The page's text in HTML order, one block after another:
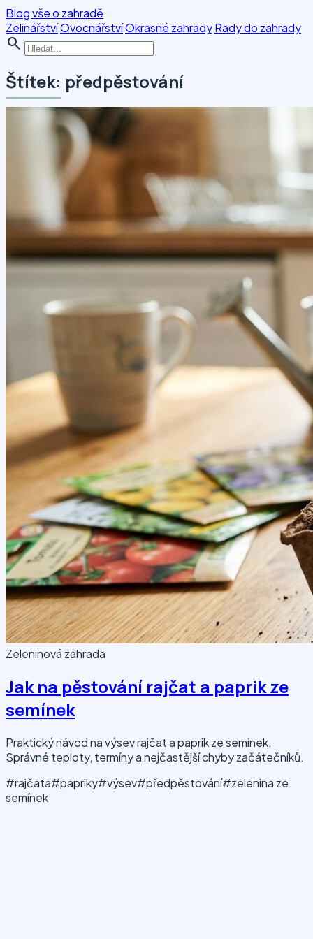
Blog vše o zahradě
ZelinářstvíOvocnářstvíOkrasné zahradyRady do zahrady
search
Štítek: předpěstování
Zeleninová zahrada
Jak na pěstování rajčat a paprik ze
semínek
Praktický návod na výsev rajčat a paprik ze semínek.
Správné teploty, termíny a nejčastější chyby začátečníků.
#rajčata#papriky#výsev#předpěstování#zelenina ze
semínek